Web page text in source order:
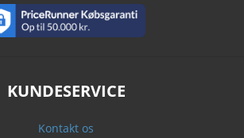
KUNDESERVICE
Kontakt os